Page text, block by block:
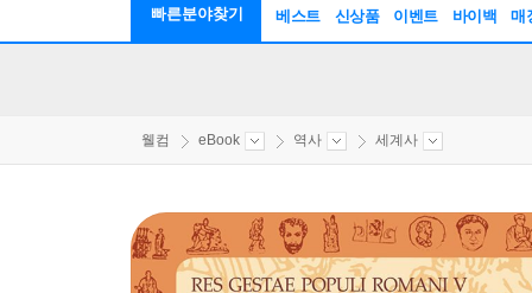
빠른분야찾기 베스트 신상품 이벤트 바이백 매
웰컴 eBook 역사 세계사